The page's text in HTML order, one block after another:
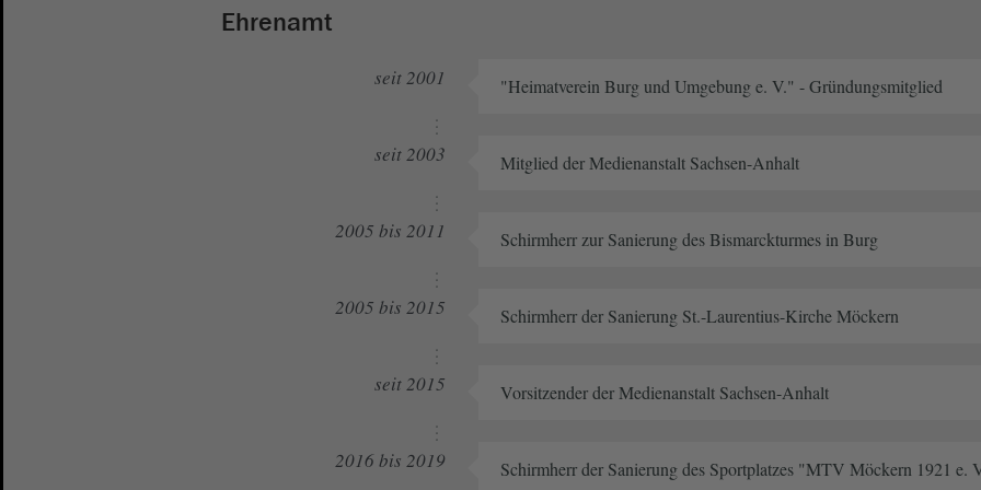
Ehrenamt
seit 2001 "Heimatverein Burg und Umgebung e. V." - Gründungsmitglied
seit 2003 Mitglied der Medienanstalt Sachsen-Anhalt
2005 bis 2011 Schirmherr zur Sanierung des Bismarckturmes in Burg
2005 bis 2015 Schirmherr der Sanierung St.-Laurentius-Kirche Möckern
seit 2015 Vorsitzender der Medienanstalt Sachsen-Anhalt
2016 bis 2019 Schirmherr der Sanierung des Sportplatzes "MTV Möckern 1921 e.